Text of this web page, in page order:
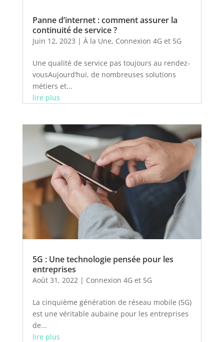
Panne d’internet : comment assurer la
continuité de service ?
Juin 12, 2023 | À la Une, Connexion 4G et 5G
Une qualité de service pas toujours au rendez-
vousAujourd’hui, de nombreuses solutions
métiers et...
lire plus
5G : Une technologie pensée pour les
entreprises
Août 31, 2022| Connexion 4G et 5G
La cinquième génération de réseau mobile (5G)
est une véritable aubaine pour les entreprises
de...
lire plus